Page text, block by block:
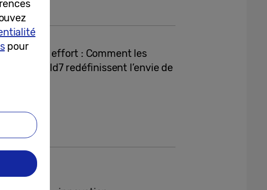
sans effort : Comment les
Z Fold7 redéfinissent l’envie de
pour